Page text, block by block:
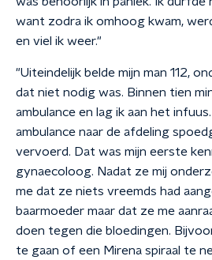
want zodra ik omhoog kwam,
en viel ik weer."
"Uiteindelijk belde mijn man 112,
dat niet nodig was. Binnen tien
ambulance en lag ik aan het
ambulance naar de afdeling
vervoerd. Dat was mijn eerste
gynaecoloog. Nadat ze mij
me dat ze niets vreemds had
baarmoeder maar dat ze me
doen tegen die bloedingen.
te gaan of een Mirena spiraal te